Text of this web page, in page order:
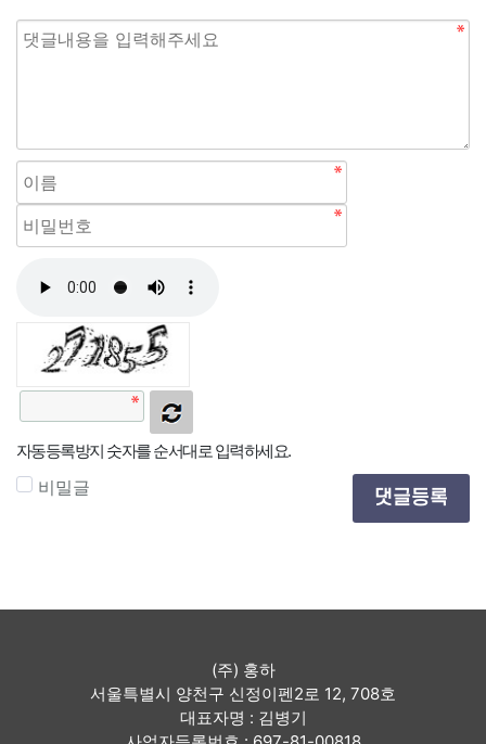
자동등록방지 숫자를 순서대로 입력하세요.
비밀글 댓글등록
(주) 홍하
서울특별시 양천구 신정이펜2로 12, 708호
대표자명 : 김병기